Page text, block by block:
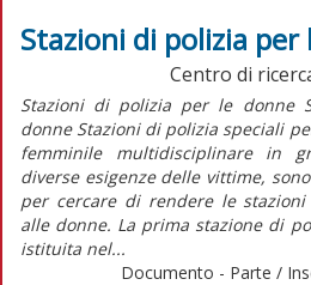
Stazioni di polizia per
Centro di
Stazioni di polizia per le donne
donne Stazioni di polizia speciali
femminile multidisciplinare in
diverse esigenze delle vittime,
per cercare di rendere le
alle donne. La prima stazione di
istituita nel...
Documento - Parte /